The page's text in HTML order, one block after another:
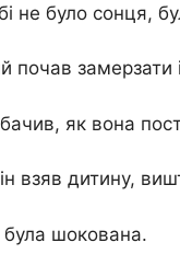
не було сонця,
почав замерзати
як вона
взяв дитину,
була шокована.